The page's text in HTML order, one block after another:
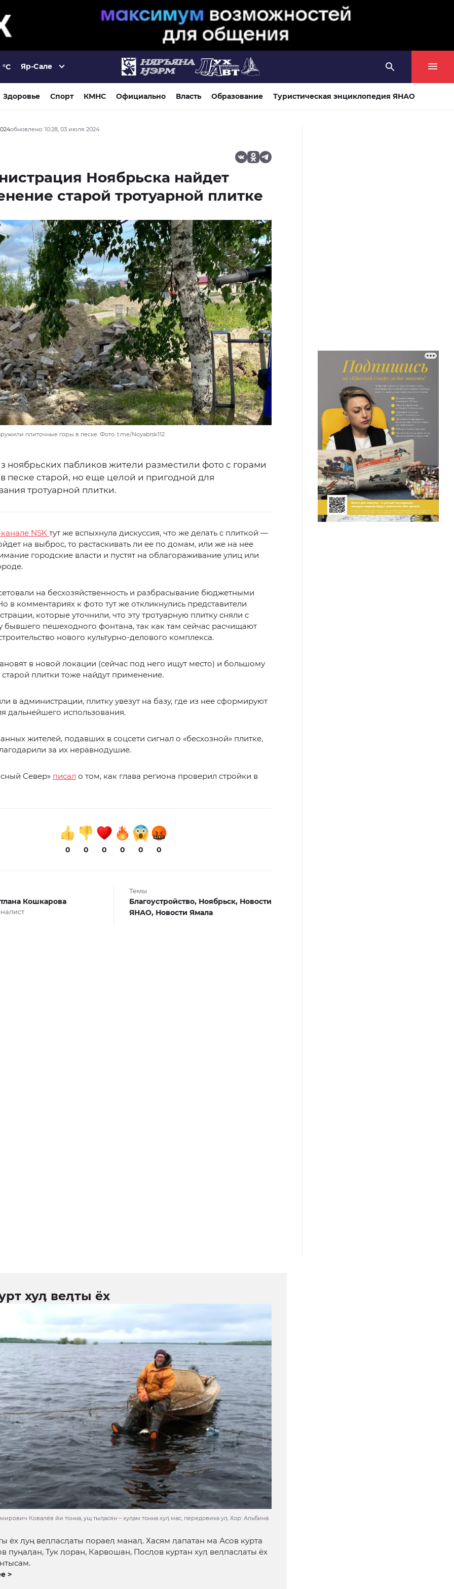
°C Яр-Сале
Здоровье Спорт КМНС Официально Власть Образование Туристическая энциклопедия ЯНАО
обновлено: 10:28, 03 июля 2024
Ноябрьска найдет
старой тротуарной плитке
плиточные горы в песке. Фото: t.me/Noyabrsk112
ноябрьских пабликов жители разместили фото с горами
песке старой, но еще целой и пригодной для
тротуарной плитки.
NSK тут же вспыхнула дискуссия, что же делать с плиткой —
на выброс, то растаскивать ли ее по домам, или же на нее
городские власти и пустят на облагораживание улиц или
на бесхозяйственность и разбрасывание бюджетными
в комментариях к фото тут же откликнулись представители
которые уточнили, что эту тротуарную плитку сняли с
бывшего пешеходного фонтана, так как там сейчас расчищают
нового культурно-делового комплекса.
в новой локации (сейчас под него ищут место) и большому
старой плитки тоже найдут применение.
в администрации, плитку увезут на базу, где из нее сформируют
дальнейшего использования.
жителей, подавших в соцсети сигнал о «бесхозной» плитке,
за их неравнодушие.
Север» писал о том, как глава региона проверил стройки в
0 0 0 0 0 0
Кошкарова
Темы
Благоустройство, Ноябрьск, Новости
ЯНАО, Новости Ямала
хуӆ веӆты ёх
Ковалёв йи тонна, ущ тыӆасян – хуӆам тонна хуӆ мас, передовика уӆ. Хор: Альбина
ёх ӆуң веӆпасӆаты пораеӆ манаӆ. Хасям ӆапатан ма Асов курта
пуңаӆан, Тук ӆоран, Карвошан, Посӆов куртан хуӆ веӆпасӆаты ёх
>